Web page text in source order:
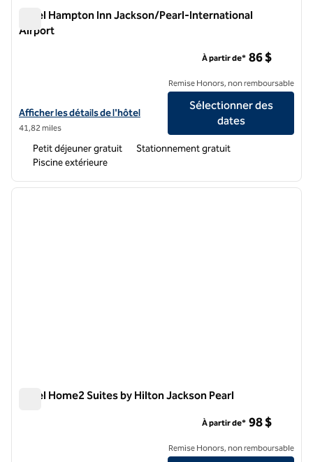
Hôtel Hampton Inn Jackson/Pearl-International
Airport
Afficher les détails de l'hôtel Hampton Inn Jackson/Pearl-
Afficher les détails de l'hôtel
41,82 miles
À partir de* 86 $
Remise Honors, non remboursable
Sélectionner des
dates
Petit déjeuner gratuit
Stationnement gratuit
Piscine extérieure
1 sur 12
Hôtel Home2 Suites by Hilton Jackson Pearl
À partir de* 98 $
Remise Honors, non remboursable